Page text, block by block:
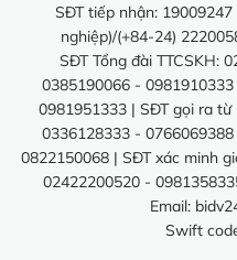
SĐT tiếp nhận:
nghiệp)/(+84-24)
SĐT Tổng đài TTCSKH:
0385190066 -
0981951333 | SĐT gọi ra
0336128333 -
0822150068 | SĐT xác minh
02422200520 -
Email:
Swift